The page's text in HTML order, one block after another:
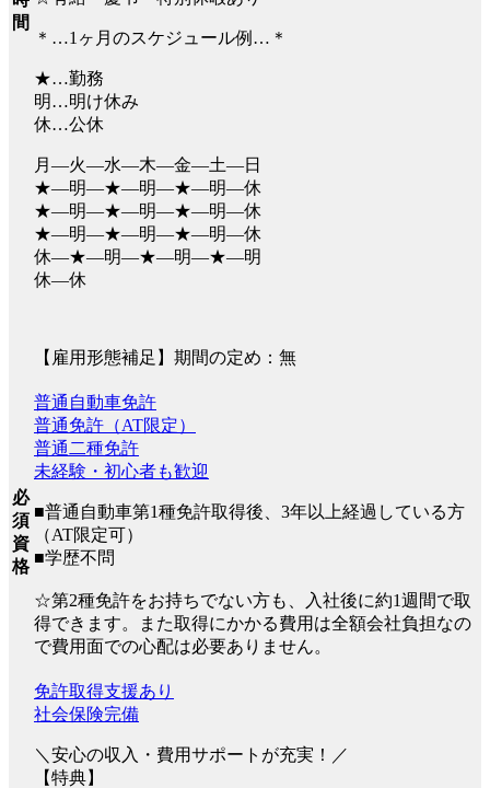
間
＊…1ヶ月のスケジュール例…＊
★…勤務
明…明け休み
休…公休
月―火―水―木―金―土―日
★―明―★―明―★―明―休
★―明―★―明―★―明―休
★―明―★―明―★―明―休
休―★―明―★―明―★―明
休―休
【雇用形態補足】期間の定め：無
必
須
資
格
普通自動車免許
普通免許（AT限定）
普通二種免許
未経験・初心者も歓迎
■普通自動車第1種免許取得後、3年以上経過している方
（AT限定可）
■学歴不問
☆第2種免許をお持ちでない方も、入社後に約1週間で取
得できます。また取得にかかる費用は全額会社負担なの
で費用面での心配は必要ありません。
免許取得支援あり
社会保険完備
＼安心の収入・費用サポートが充実！／
【特典】